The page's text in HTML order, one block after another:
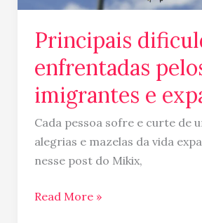
Principais
enfrentadas
imigrantes e
Cada pessoa sofre e curte de
alegrias e mazelas da vida
nesse post do Mikix,
Read More »